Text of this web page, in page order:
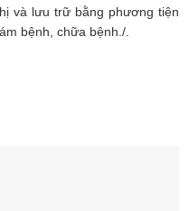
và lưu trữ bằng phương tiện
bệnh, chữa bệnh./.